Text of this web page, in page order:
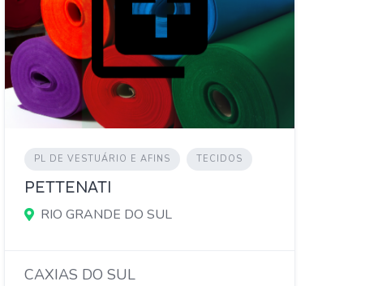
PL DE VESTUÁRIO E AFINS TECIDOS
PETTENATI
RIO GRANDE DO SUL
CAXIAS DO SUL